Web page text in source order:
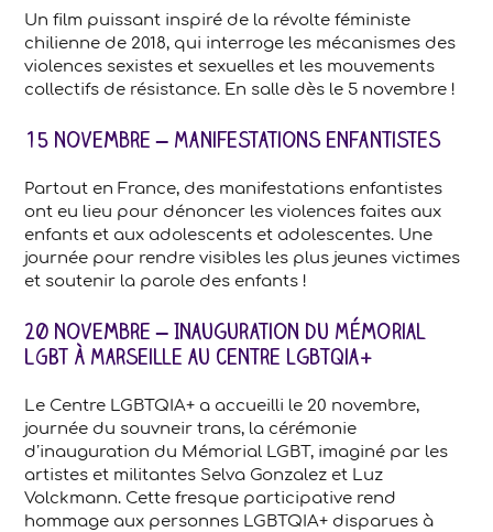
Un film puissant inspiré de la révolte féministe
chilienne de 2018, qui interroge les mécanismes des
violences sexistes et sexuelles et les mouvements
collectifs de résistance. En salle dès le 5 novembre !
15 novembre – Manifestations enfantistes
Partout en France, des manifestations enfantistes
ont eu lieu pour dénoncer les violences faites aux
enfants et aux adolescents et adolescentes. Une
journée pour rendre visibles les plus jeunes victimes
et soutenir la parole des enfants !
20 novembre – Inauguration du Mémorial
LGBT à Marseille au centre lgbtqia+
Le Centre LGBTQIA+ a accueilli le 20 novembre,
journée du souvneir trans, la cérémonie
d’inauguration du Mémorial LGBT, imaginé par les
artistes et militantes Selva Gonzalez et Luz
Volckmann. Cette fresque participative rend
hommage aux personnes LGBTQIA+ disparues à